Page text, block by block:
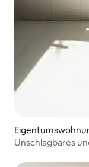
Unschlagbares